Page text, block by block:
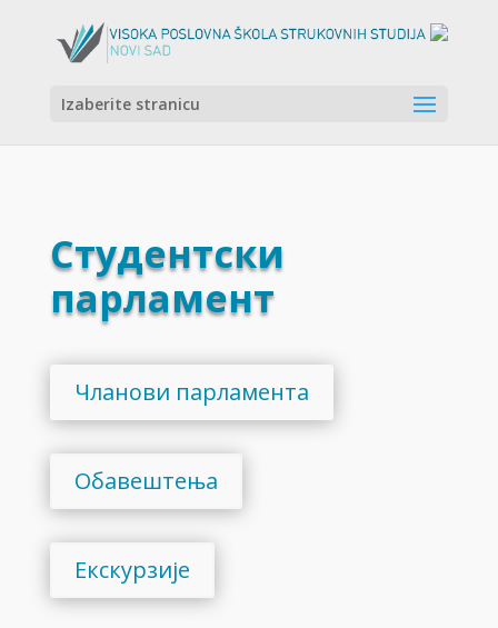
Izaberite stranicu
Студентски
парламент
Чланови парламента
Обавештења
Екскурзије